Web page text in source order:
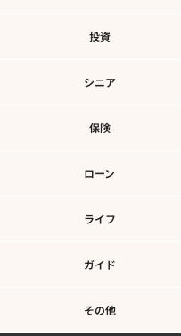
投資
シニア
保険
ローン
ライフ
ガイド
その他